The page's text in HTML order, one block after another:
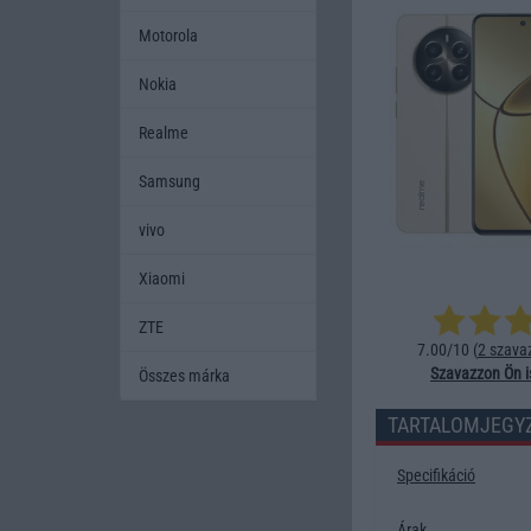
7.00/10 (2
Szavazzon Ön
Specifikáció
Motorola
Nokia
Realme
Samsung
vivo
Xiaomi
ZTE
Összes márka